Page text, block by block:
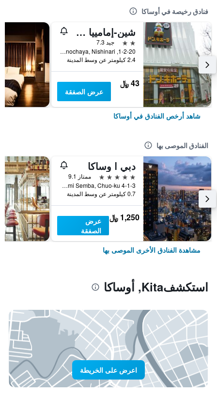
فنادق رخيصة في أوساكا
شين-إمامييا هوتل
2 نجمتين
جيد 7.3
1-2-20, Haginochaya, Nishinari, أوساكا, اليابان
2.4 كيلومتر عن وسط المدينة
43 ﷼
عرض الصفقة
شاهد أرخص الفنادق في أوساكا
الفنادق الموصى بها
دبي ا وساكا
5 نجوم
ممتاز 9.1
4-1-3 Minami Semba, Chuo-ku, أوساكا, اليابان
0.7 كيلومتر عن وسط المدينة
1,250 ﷼
عرض
الصفقة
مشاهدة الفنادق الأخرى الموصى بها
استكشفKita, أوساكا
اعرض على الخريطة